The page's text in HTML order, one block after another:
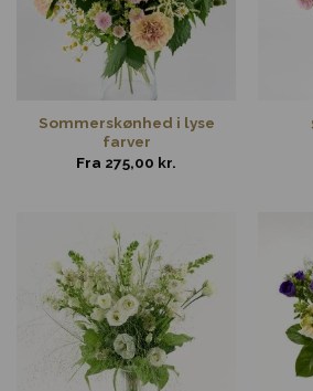
Sommerskønhed i lyse
farver
Fra 275,00 kr.